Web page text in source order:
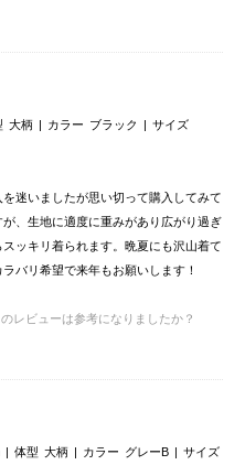
大柄 カラー ブラック
サイズ
迷いましたが思い切って購入してみて
、生地に適度に重みがあり広がり過ぎ
ッキリ着られます。晩夏にも沢山着て
バリ希望で来年もお願いします！
のレビューは参考になりましたか？
体型 大柄 カラー グレーB
サイズ